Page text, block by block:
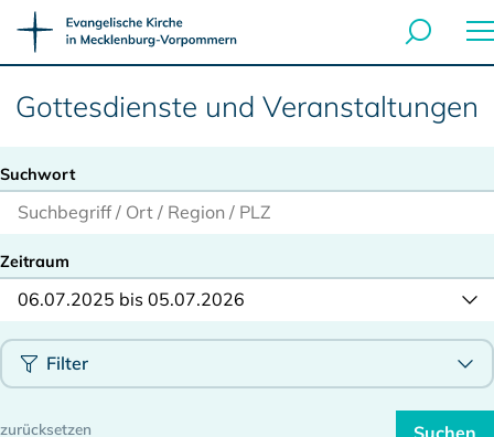
Gottesdienste und Veranstaltungen
Suchwort
Zeitraum
06.07.2025 bis 05.07.2026
Filter